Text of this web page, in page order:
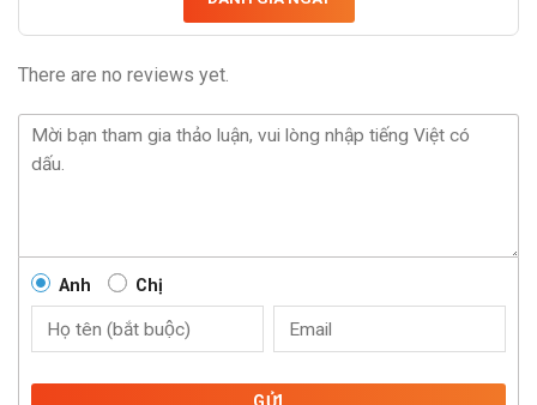
There are no reviews yet.
Anh Chị
GỬI